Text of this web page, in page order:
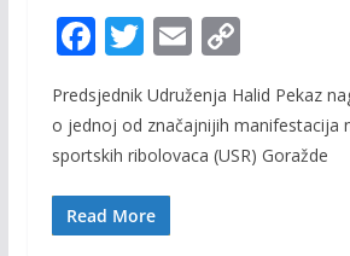
F
ac
e
b
o
o
T
w
itt
er
E
m
ai
l
C
o
p
y
Predsjednik Udruženja Halid Pekaz
o jednoj od značajnijih manifestacija
sportskih ribolovaca (USR) Goražde
Read More